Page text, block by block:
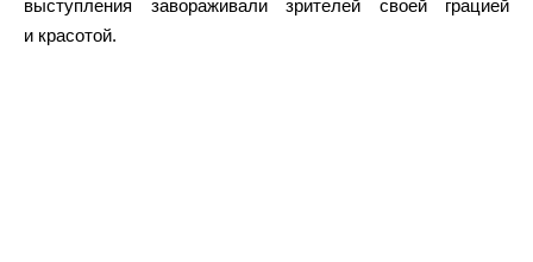
выступления завораживали зрителей своей грацией
и красотой.